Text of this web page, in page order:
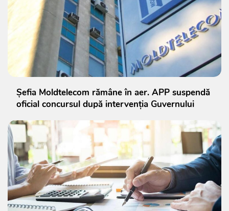
Șefia Moldtelecom rămâne în aer. APP suspendă
oficial concursul după intervenția Guvernului